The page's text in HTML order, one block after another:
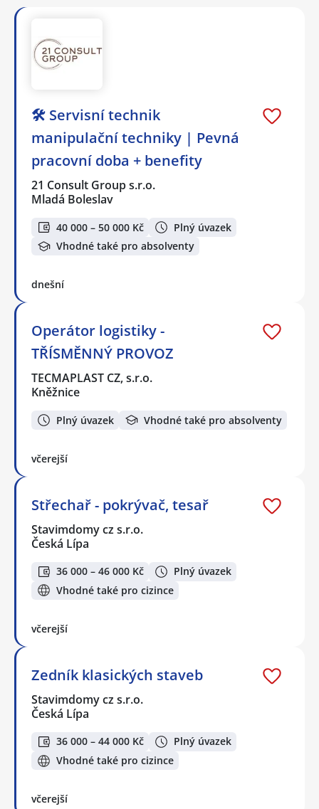
🛠️ Servisní technik
manipulační techniky | Pevná
pracovní doba + benefity
21 Consult Group s.r.o.
Mladá Boleslav
40 000 – 50 000 Kč
Plný úvazek
Vhodné také pro absolventy
dnešní
Operátor logistiky -
TŘÍSMĚNNÝ PROVOZ
TECMAPLAST CZ, s.r.o.
Kněžnice
Plný úvazek Vhodné také pro absolventy
včerejší
Střechař - pokrývač, tesař
Stavimdomy cz s.r.o.
Česká Lípa
36 000 – 46 000 Kč
Plný úvazek
Vhodné také pro cizince
včerejší
Zedník klasických staveb
Stavimdomy cz s.r.o.
Česká Lípa
36 000 – 44 000 Kč
Plný úvazek
Vhodné také pro cizince
včerejší